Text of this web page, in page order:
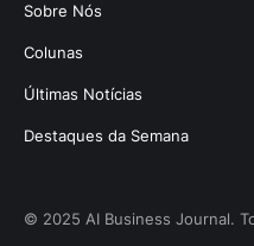
Sobre Nós
Colunas
Últimas Notícias
Destaques da Semana
© 2025 AI Business Journal.